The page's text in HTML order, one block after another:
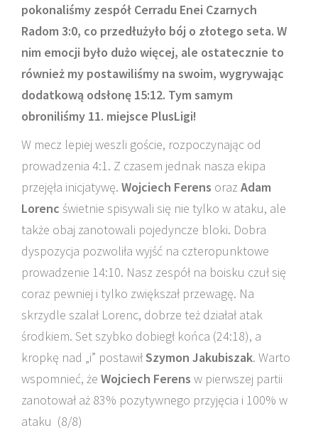
pokonaliśmy zespół Cerradu Enei Czarnych
Radom 3:0, co przedłużyło bój o złotego seta. W
nim emocji było dużo więcej, ale ostatecznie to
również my postawiliśmy na swoim, wygrywając
dodatkową odsłonę 15:12. Tym samym
obroniliśmy 11. miejsce PlusLigi!
W mecz lepiej weszli goście, rozpoczynając od
prowadzenia 4:1. Z czasem jednak nasza ekipa
przejęła inicjatywę. Wojciech Ferens oraz Adam
Lorenc świetnie spisywali się nie tylko w ataku, ale
także obaj zanotowali pojedyncze bloki. Dobra
dyspozycja pozwoliła wyjść na czteropunktowe
prowadzenie 14:10. Nasz zespół na boisku czuł się
coraz pewniej i tylko zwiększał przewagę. Na
skrzydle szalał Lorenc, dobrze też działał atak
środkiem. Set szybko dobiegł końca (24:18), a
kropkę nad „i” postawiłSzymon Jakubiszak. Warto
wspomnieć, że Wojciech Ferens w pierwszej partii
zanotował aż 83% pozytywnego przyjęcia i 100% w
ataku (8/8)